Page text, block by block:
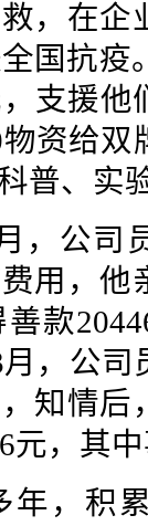
，在企
国抗疫
支援他
资给
普、实
，公司
用，他
款
，公
知情后
元，其
年，积